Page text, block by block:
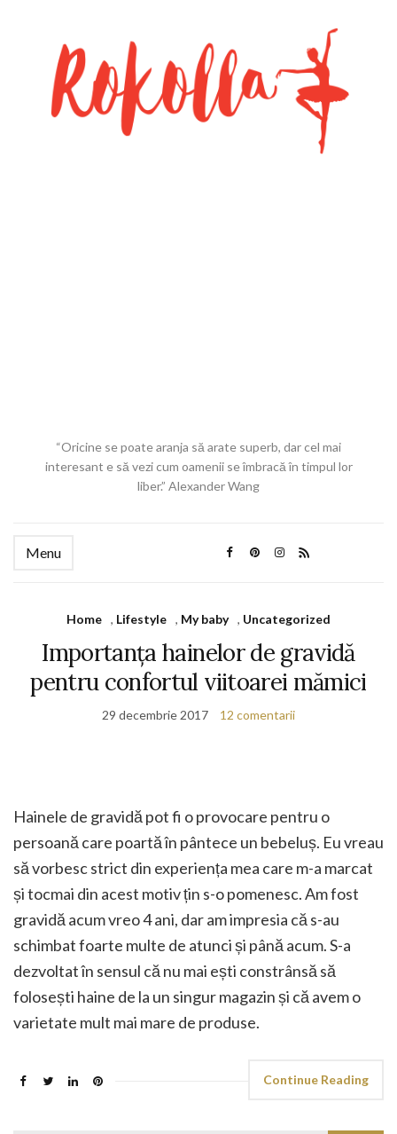
“Oricine se poate aranja să arate superb, dar cel mai
interesant e să vezi cum oamenii se îmbracă în timpul lor
liber.” Alexander Wang
Menu
Home , Lifestyle , My baby , Uncategorized
Importanța hainelor de gravidă
pentru confortul viitoarei mămici
29 decembrie 2017 12 comentarii
Hainele de gravidă pot fi o provocare pentru o
persoană care poartă în pântece un bebeluș. Eu vreau
să vorbesc strict din experiența mea care m-a marcat
și tocmai din acest motiv țin s-o pomenesc. Am fost
gravidă acum vreo 4 ani, dar am impresia că s-au
schimbat foarte multe de atunci și până acum. S-a
dezvoltat în sensul că nu mai ești constrânsă să
folosești haine de la un singur magazin și că avem o
varietate mult mai mare de produse.
Continue Reading